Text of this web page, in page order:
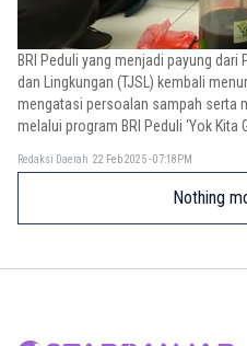
BRI Peduli yang menjadi payung
dan Lingkungan (TJSL) kembali
mengatasi persoalan sampah serta
melalui program BRI Peduli ‘Yok Kita
Redaksi Daerah 22 Feb 2025 - 07:18PM
Nothing